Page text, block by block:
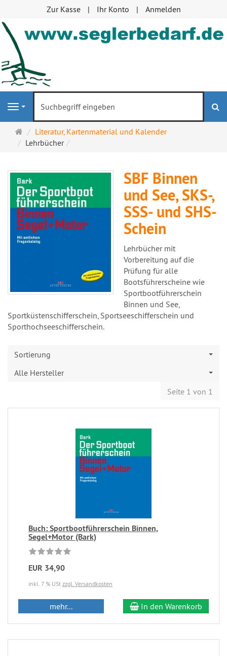
Zur Kasse Ihr Konto Anmelden
Navigation
Startseite
Literatur, Kartenmaterial und Kalender
Lehrbücher
SBF Binnen
und See, SKS-,
SSS- und SHS-
Schein
Lehrbücher mit
Vorbereitung auf die
Prüfung für alle
Bootsführerscheine wie
Sportbootführerschein
Binnen und See,
Sportküstenschifferschein, Sportseeschifferschein und
Sporthochseeschifferschein.
Sortierung
Alle Hersteller
Seite 1 von 1
Buch: Sportbootführerschein Binnen,
Segel+Motor (Bark)
EUR 34,90
inkl. 7 % USt zzgl. Versandkosten
mehr... In den Warenkorb